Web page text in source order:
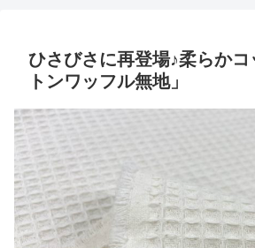
ひさびさに再登場♪柔らかコ
トンワッフル無地」